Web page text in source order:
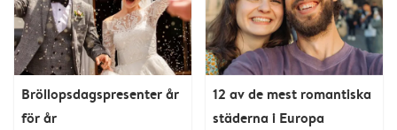
Bröllopsdagspresenter år
för år
12 av de mest romantiska
städerna i Europa